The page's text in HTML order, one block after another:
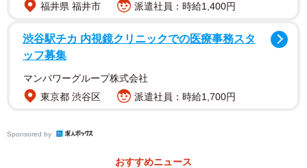
場合、オーバーステイの者が捕まっても、在留資格がある
方は罪に問われないのが通常である。日本人も同じで、同
居していた外国人女性がオーバーステイしたからといっ
それをほう助とした。
でも薬物事案だとか、今後、突き上げ捜査が必要な場合だ
福井県 福井市
派遣社員：時給1,400円
渋谷駅チカ 内視鏡クリニックでの医療事務スタ
ッフ募集
マンパワーグループ株式会社
東京都 渋谷区
派遣社員：時給1,700円
Sponsored by
おすすめニュース